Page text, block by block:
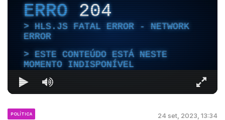
ERRO204
HLS.JS FATAL ERROR - NETWORK
ERROR
ESTE CONTEÚDO ESTÁ NESTE
MOMENTO INDISPONÍVEL
POLÍTICA 24 set, 2023, 13:34